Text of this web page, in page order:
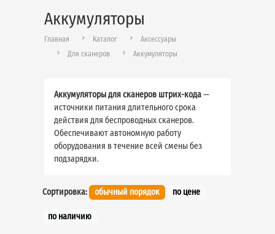
Аккумуляторы
Главная Каталог
Аксессуары
Для сканеров
Аккумуляторы
Аккумуляторы для сканеров штрих-кода—
источники питания длительного срока
действия для беспроводных сканеров.
Обеспечивают автономную работу
оборудования в течение всей смены без
подзарядки.
Сортировка: обычный порядок по цене
по наличию